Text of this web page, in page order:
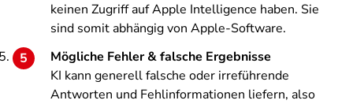
keinen Zugriff auf Apple Intelligence haben. Sie
sind somit abhängig von Apple-Software.
Mögliche Fehler & falsche Ergebnisse
KI kann generell falsche oder irreführende
Antworten und Fehlinformationen liefern, also